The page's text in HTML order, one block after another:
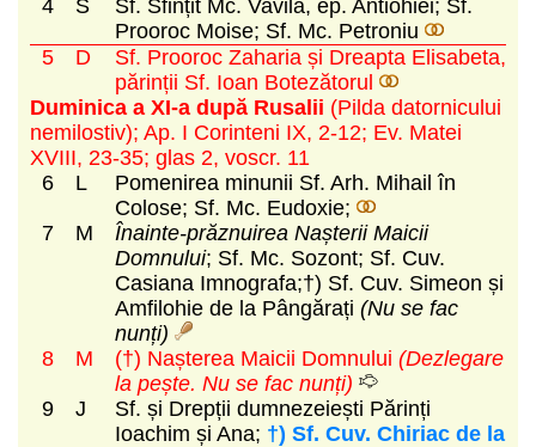
4
S
Sf. Sfințit Mc. Vavila, ep. Antiohiei; Sf.
Prooroc Moise; Sf. Mc. Petroniu
5
D
Sf. Prooroc Zaharia și Dreapta Elisabeta,
părinții Sf. Ioan Botezătorul
Duminica a XI-a după Rusalii (Pilda datornicului
nemilostiv); Ap. I Corinteni IX, 2-12; Ev. Matei
XVIII, 23-35; glas 2, voscr. 11
6
L
Pomenirea minunii Sf. Arh. Mihail în
Colose; Sf. Mc. Eudoxie;
7
M
Înainte-prăznuirea Nașterii Maicii
Domnului; Sf. Mc. Sozont; Sf. Cuv.
Casiana Imnografa;†) Sf. Cuv. Simeon și
Amfilohie de la Pângărați (Nu se fac
nunți)
8
M (†) Nașterea Maicii Domnului (Dezlegare
la pește. Nu se fac nunți)
9
J
Sf. și Drepții dumnezeiești Părinți
Ioachim și Ana; †) Sf. Cuv. Chiriac de la